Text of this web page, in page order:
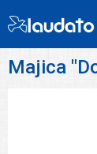
Majica